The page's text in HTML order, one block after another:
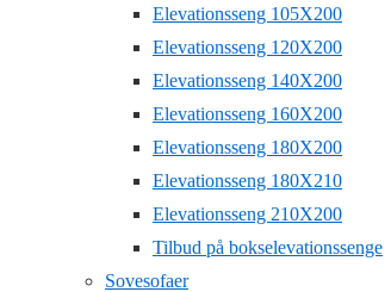
Elevationsseng 105X200
Elevationsseng 120X200
Elevationsseng 140X200
Elevationsseng 160X200
Elevationsseng 180X200
Elevationsseng 180X210
Elevationsseng 210X200
Tilbud på bokselevationssenge
Sovesofaer